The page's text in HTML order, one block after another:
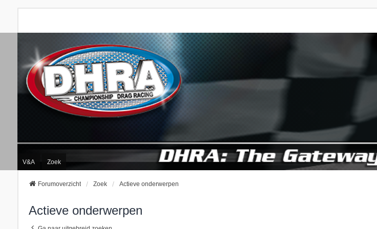
V&A Zoek
Forumoverzicht Zoek Actieve onderwerpen
Actieve onderwerpen